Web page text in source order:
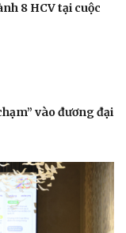
8 HCV tại cuộc
vào đương đại